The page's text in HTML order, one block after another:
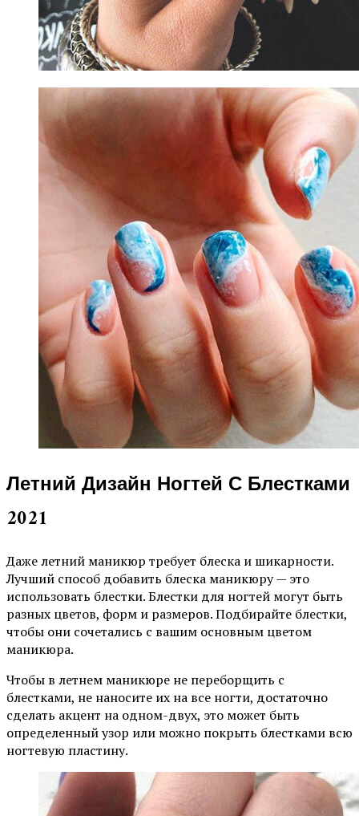
Летний Дизайн Ногтей С Блестками
2021
Даже летний маникюр требует блеска и шикарности.
Лучший способ добавить блеска маникюру — это
использовать блестки. Блестки для ногтей могут быть
разных цветов, форм и размеров. Подбирайте блестки,
чтобы они сочетались с вашим основным цветом
маникюра.
Чтобы в летнем маникюре не переборщить с
блестками, не наносите их на все ногти, достаточно
сделать акцент на одном-двух, это может быть
определенный узор или можно покрыть блестками всю
ногтевую пластину.